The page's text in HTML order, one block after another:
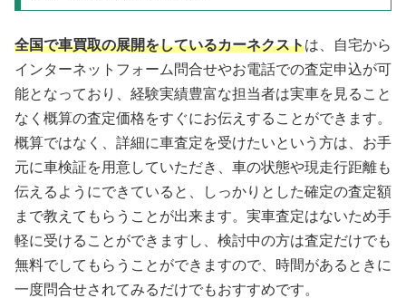
全国で車買取の展開をしているカーネクストは、自宅から
インターネットフォーム問合せやお電話での査定申込が可
能となっており、経験実績豊富な担当者は実車を見ること
なく概算の査定価格をすぐにお伝えすることができます。
概算ではなく、詳細に車査定を受けたいという方は、お手
元に車検証を用意していただき、車の状態や現走行距離も
伝えるようにできていると、しっかりとした確定の査定額
まで教えてもらうことが出来ます。実車査定はないため手
軽に受けることができますし、検討中の方は査定だけでも
無料でしてもらうことができますので、時間があるときに
一度問合せされてみるだけでもおすすめです。